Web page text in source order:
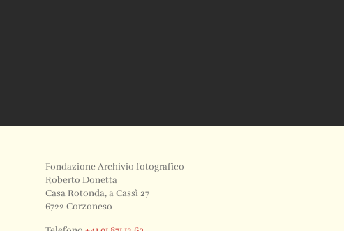
Fondazione Archivio fotografico
Roberto Donetta
Casa Rotonda, a Cassì 27
6722 Corzoneso